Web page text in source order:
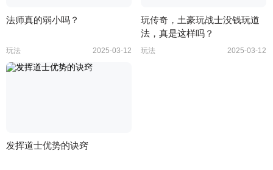
法师真的弱小吗？
玩法 2025-03-12
玩传奇，土豪玩战士没钱玩道
法，真是这样吗？
玩法 2025-03-12
发挥道士优势的诀窍